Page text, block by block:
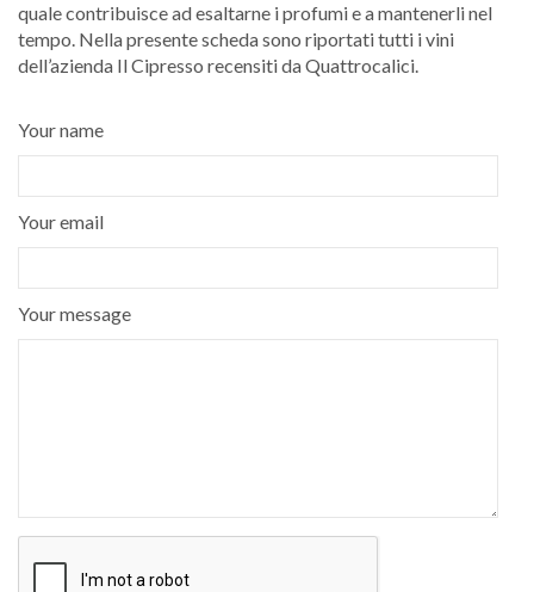
quale contribuisce ad esaltarne i profumi e a mantenerli nel
tempo. Nella presente scheda sono riportati tutti i vini
dell’azienda Il Cipresso recensiti da Quattrocalici.
Your name
Your email
Your message